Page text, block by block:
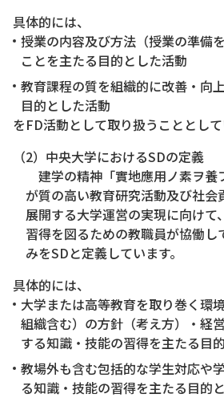
具体的には、
授業の内容及び方法（授業の準備
ことを主たる目的とした活動
教育課程の質を組織的に改善・向
目的とした活動
をFD活動として取り扱うこととして
（2）中央大学におけるSDの定義
建学の精神「實地應用ノ素ヲ養
が質の高い教育研究活動及び社会
展開する大学運営の実現に向けて
習得を図るための教職員が協働
みをSDと定義しています。
具体的には、
大学または高等教育を取り巻く環
組織含む）の方針（考え方）・経
する知識・技能の習得を主たる目
教場外も含む包括的な学生対応や
る知識・技能の習得を主たる目的